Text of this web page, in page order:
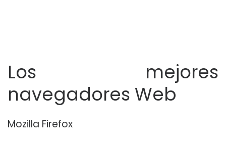
Los mejores
navegadores Web
Mozilla Firefox